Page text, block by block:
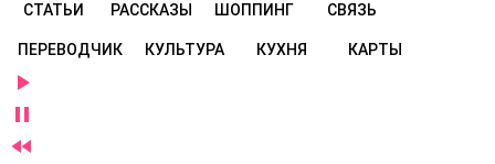
СТАТЬИ РАССКАЗЫ ШОППИНГ СВЯЗЬ
ПЕРЕВОДЧИК КУЛЬТУРА КУХНЯ КАРТЫ


